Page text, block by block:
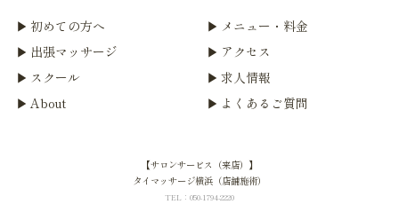
初めての方へ
メニュー・料金
出張マッサージ
アクセス
スクール
求人情報
About
よくあるご質問
【サロンサービス（来店）】
タイマッサージ横浜（店舗施術）
TEL：050-1794-2220